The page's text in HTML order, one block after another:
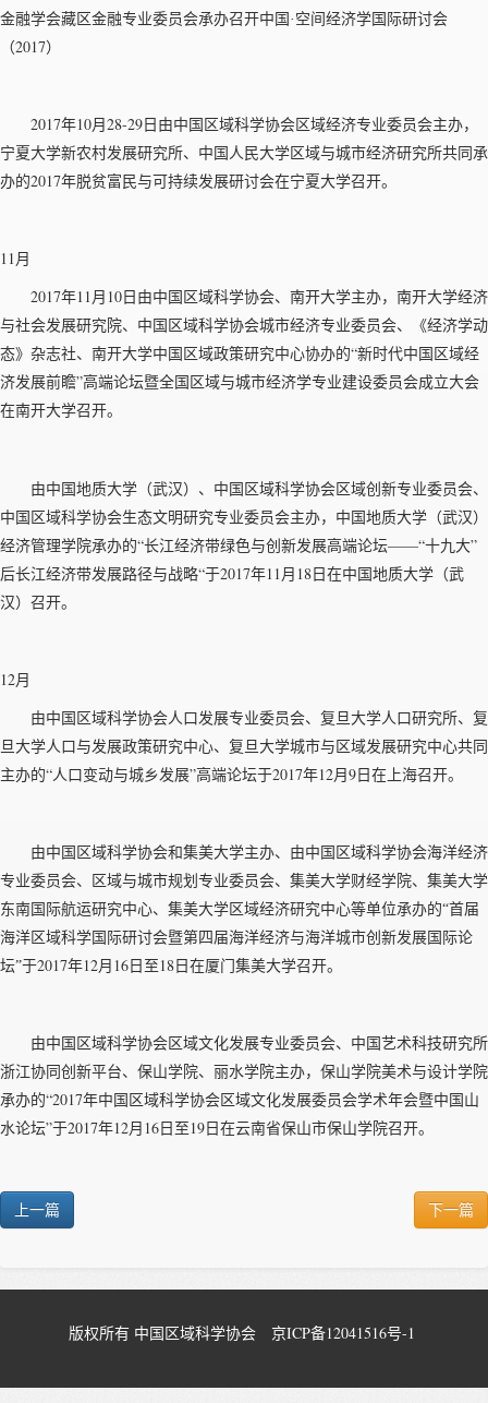
金融学会藏区金融专业委员会承办召开中国·空间经济学国际研讨会
（2017）
2017年10月 28-29 日由中国区域科学协会区域经济专业委员会主办，
宁夏大学新农村发展研究所、中国人民大学区域与城市经济研究所共同承
办的2017年脱贫富民与可持续发展研讨会在宁夏大学召开。
11月
2017年11 月 10 日由中国区域科学协会、南开大学主办，南开大学经济
与社会发展研究院、中国区域科学协会城市经济专业委员会、《经济学动
态》杂志社、南开大学中国区域政策研究中心协办的“新时代中国区域经
济发展前瞻”高端论坛暨全国区域与城市经济学专业建设委员会成立大会
在南开大学召开。
由中国地质大学（武汉）、中国区域科学协会区域创新专业委员会、
中国区域科学协会生态文明研究专业委员会主办，中国地质大学（武汉）
经济管理学院承办的“长江经济带绿色与创新发展高端论坛——“十九大”
后长江经济带发展路径与战略“于2017年11 月 18 日在中国地质大学（武
汉）召开。
12月
由中国区域科学协会人口发展专业委员会、复旦大学人口研究所、复
旦大学人口与发展政策研究中心、复旦大学城市与区域发展研究中心共同
主办的“人口变动与城乡发展”高端论坛于2017年12月 9 日在上海召开。
由中国区域科学协会和集美大学主办、由中国区域科学协会海洋经济
专业委员会、区域与城市规划专业委员会、集美大学财经学院、集美大学
东南国际航运研究中心、集美大学区域经济研究中心等单位承办的“首届
海洋区域科学国际研讨会暨第四届海洋经济与海洋城市创新发展国际论
坛”于2017年12月 16 日至 18 日在厦门集美大学召开。
由中国区域科学协会区域文化发展专业委员会、中国艺术科技研究所
浙江协同创新平台、保山学院、丽水学院主办，保山学院美术与设计学院
承办的“2017年中国区域科学协会区域文化发展委员会学术年会暨中国山
水论坛”于2017年12月 16 日至 19 日在云南省保山市保山学院召开。
上一篇 下一篇
版权所有 中国区域科学协会 京ICP备12041516号-1